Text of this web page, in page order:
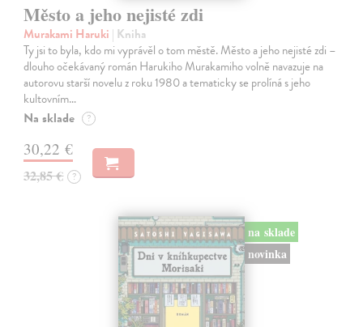
Město a jeho nejisté zdi
Murakami Haruki | Kniha
Ty jsi to byla, kdo mi vyprávěl o tom městě. Město a jeho nejisté zdi –
dlouho očekávaný román Harukiho Murakamiho volně navazuje na
autorovu starší novelu z roku 1980 a tematicky se prolíná s jeho
kultovním…
Na sklade ?
30,22 €
32,85 € ?
na sklade
novinka